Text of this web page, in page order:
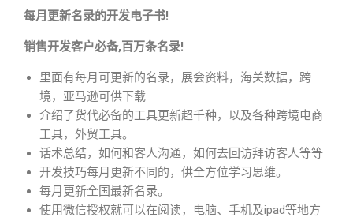
每月更新名录的开发电子书!
销售开发客户必备,百万条名录!
里面有每月可更新的名录，展会资料，海关数据，跨
境，亚马逊可供下载
介绍了货代必备的工具更新超千种，以及各种跨境电商
工具，外贸工具。
话术总结，如何和客人沟通，如何去回访拜访客人等等
开发技巧每月更新不同的，供全方位学习思维。
每月更新全国最新名录。
使用微信授权就可以在阅读，电脑、手机及ipad等地方